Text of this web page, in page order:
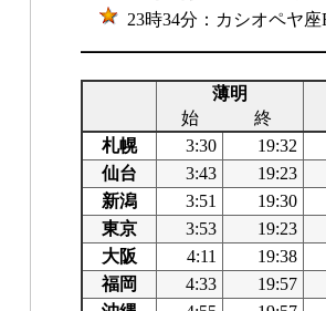
23時34分：カシオペヤ
薄明
始
終
札幌
3:30 19:32
仙台
3:43 19:23
新潟
3:51 19:30
東京
3:53 19:23
大阪
4:11 19:38
福岡
4:33 19:57